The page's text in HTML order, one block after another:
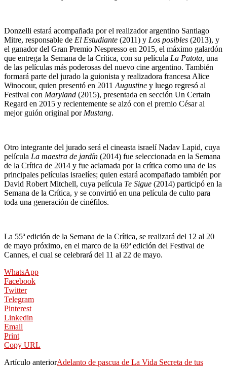
Donzelli estará acompañada por el realizador argentino Santiago
Mitre, responsable de El Estudiante (2011) y Los posibles (2013), y
el ganador del Gran Premio Nespresso en 2015, el máximo galardón
que entrega la Semana de la Crítica, con su película La Patota, una
de las películas más poderosas del nuevo cine argentino. También
formará parte del jurado la guionista y realizadora francesa Alice
Winocour, quien presentó en 2011 Augustine y luego regresó al
Festival con Maryland (2015), presentada en sección Un Certain
Regard en 2015 y recientemente se alzó con el premio César al
mejor guión original por Mustang.
Otro integrante del jurado será el cineasta israelí Nadav Lapid, cuya
película La maestra de jardín (2014) fue seleccionada en la Semana
de la Crítica de 2014 y fue aclamada por la crítica como una de las
principales películas israelíes; quien estará acompañado también por
David Robert Mitchell, cuya película Te Sigue (2014) participó en la
Semana de la Crítica, y se convirtió en una película de culto para
toda una generación de cinéfilos.
La 55ª edición de la Semana de la Crítica, se realizará del 12 al 20
de mayo próximo, en el marco de la 69ª edición del Festival de
Cannes, el cual se celebrará del 11 al 22 de mayo.
WhatsApp
Facebook
Twitter
Telegram
Pinterest
Linkedin
Email
Print
Copy URL
Artículo anteriorAdelanto de pascua de La Vida Secreta de tus